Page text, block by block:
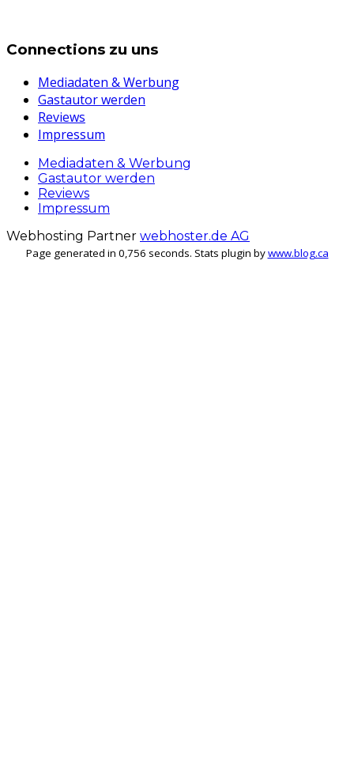
Connections zu uns
Mediadaten & Werbung
Gastautor werden
Reviews
Impressum
Mediadaten & Werbung
Gastautor werden
Reviews
Impressum
Webhosting Partner webhoster.de AG
Page generated in 0,756 seconds. Stats plugin bywww.blog.ca